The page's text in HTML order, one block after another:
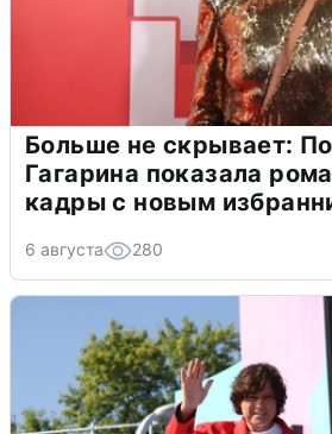
Больше не скрывает:
Гагарина показала
кадры с новым
6 августа 280